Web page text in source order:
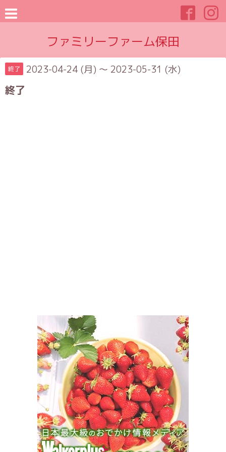
ファミリーファーム保田
終了 2023-04-24 (月) ～ 2023-05-31 (水)
終了